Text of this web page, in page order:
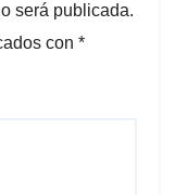
será publicada.
con *